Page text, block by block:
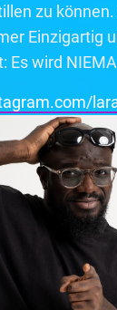
zu
Einzigartig
Es wird